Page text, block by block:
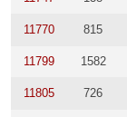
11770 815
11799 1582
11805 726